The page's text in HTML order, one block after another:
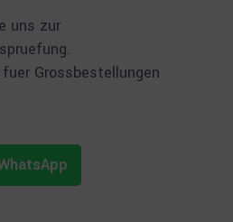
uns zur
Grossbestellungen